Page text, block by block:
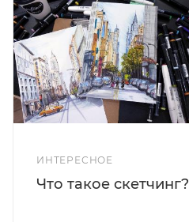
ИНТЕРЕСНОЕ
Что такое скетчинг?